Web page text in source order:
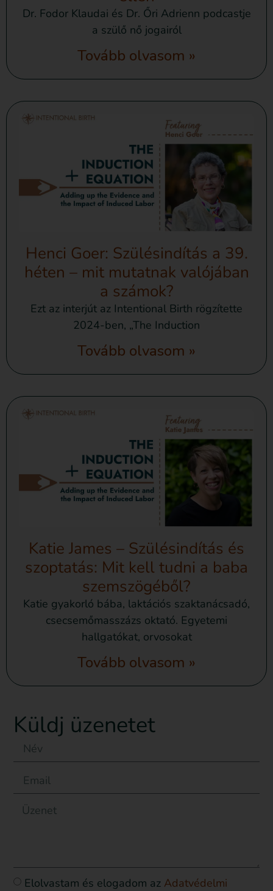
Dr. Fodor Klaudai és Dr. Őri Adrienn podcastje
a szülő nő jogairól
Tovább olvasom »
Henci Goer: Szülésindítás a 39.
héten – mit mutatnak valójában
a számok?
Ezt az interjút az Intentional Birth rögzítette
2024-ben, „The Induction
Tovább olvasom »
Katie James – Szülésindítás és
szoptatás: Mit kell tudni a baba
szemszögéből?
Katie gyakorló bába, laktációs szaktanácsadó,
csecsemőmasszázs oktató. Egyetemi
hallgatókat, orvosokat
Tovább olvasom »
Küldj üzenetet
Elolvastam és elogadom az Adatvédelmi